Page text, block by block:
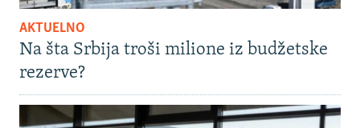
AKTUELNO
Na šta Srbija troši milione iz budžetske
rezerve?